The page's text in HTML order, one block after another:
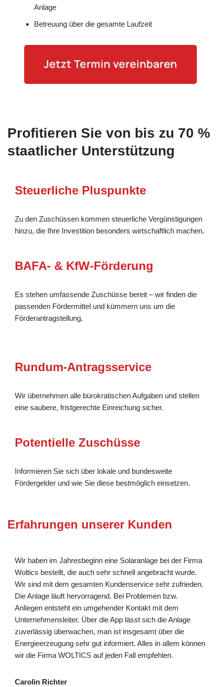
Anlage
Betreuung über die gesamte Laufzeit
Profitieren Sie von bis zu 70 %
staatlicher Unterstützung
Steuerliche Pluspunkte
Zu den Zuschüssen kommen steuerliche Vergünstigungen
hinzu, die Ihre Investition besonders wirtschaftlich machen.
BAFA- & KfW-Förderung
Es stehen umfassende Zuschüsse bereit – wir finden die
passenden Fördermittel und kümmern uns um die
Förderantragstellung.
Rundum-Antragsservice
Wir übernehmen alle bürokratischen Aufgaben und stellen
eine saubere, fristgerechte Einreichung sicher.
Potentielle Zuschüsse
Informieren Sie sich über lokale und bundesweite
Fördergelder und wie Sie diese bestmöglich einsetzen.
Erfahrungen unserer Kunden
Wir haben im Jahresbeginn eine Solaranlage bei der Firma
Woltics bestellt, die auch sehr schnell angebracht wurde.
Wir sind mit dem gesamten Kundenservice sehr zufrieden.
Die Anlage läuft hervorragend. Bei Problemen bzw.
Anliegen entsteht ein umgehender Kontakt mit dem
Unternehmensleiter. Über die App lässt sich die Anlage
zuverlässig überwachen, man ist insgesamt über die
Energieerzeugung sehr gut informiert. Alles in allem können
wir die Firma WOLTICS auf jeden Fall empfehlen.
Carolin Richter